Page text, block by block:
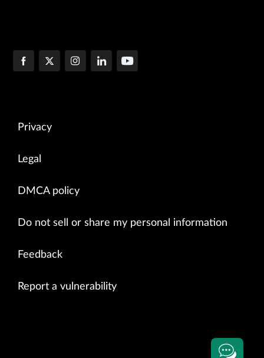
Privacy
Legal
DMCA policy
Do not sell or share my personal information
Feedback
Report a vulnerability